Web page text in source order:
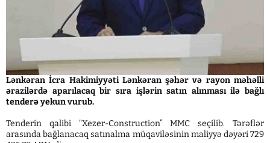
Lənkəran İcra Hakimiyyəti Lənkəran şəhər və rayon məhəlli
ərazilərdə aparılacaq bir sıra işlərin satın alınması ilə bağlı
tenderə yekun vurub.
Tenderin qalibi "Xezer-Construction” MMC seçilib. Tərəflər
arasında bağlanacaq satınalma müqaviləsinin maliyyə dəyəri 729